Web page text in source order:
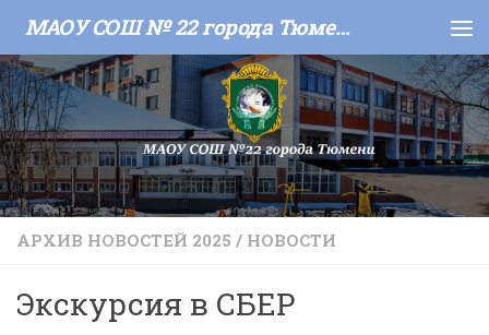
Skip to content МАОУ СОШ № 22 города Тюмени
АРХИВ НОВОСТЕЙ 2025 / НОВОСТИ
Экскурсия в СБЕР